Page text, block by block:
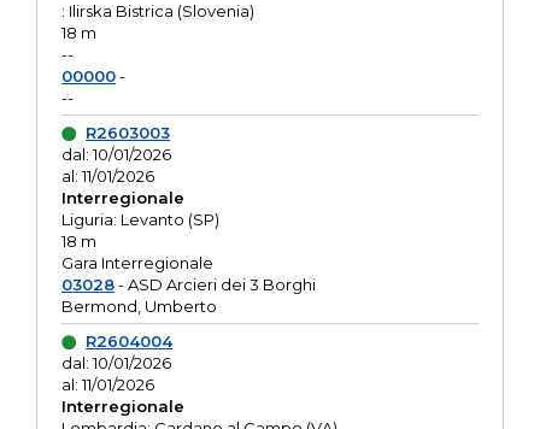
: Ilirska Bistrica (Slovenia)
18 m
--
00000-
--
R2603003
dal: 10/01/2026
al: 11/01/2026
Interregionale
Liguria: Levanto (SP)
18 m
Gara Interregionale
03028- ASD Arcieri dei 3 Borghi
Bermond, Umberto
R2604004
dal: 10/01/2026
al: 11/01/2026
Interregionale